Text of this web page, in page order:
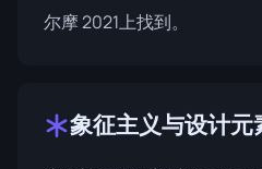
尔摩 2021上找到。
象征主义与设计元